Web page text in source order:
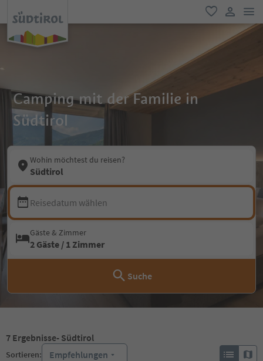
favorit
user link
Camping mit der Familie in
Südtirol
Wohin möchtest du reisen?
Südtirol
Reisedatum wählen
Gäste & Zimmer
2 Gäste / 1 Zimmer
Suche
7 Ergebnisse- Südtirol
Sortieren: Empfehlungen